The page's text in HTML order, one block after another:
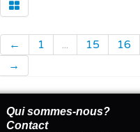
← 1 ... 15 16
→
Qui sommes-nous?
Contact